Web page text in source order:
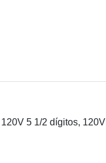
5 1/2 dígitos, 120V